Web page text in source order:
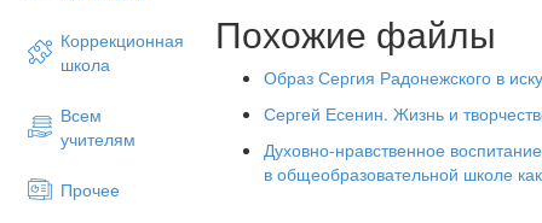
Коррекционная
школа
Всем
учителям
Прочее
вымолил он победу для Дмитрия
Автор знаменитого «Военного
Кившенко (1851-1895) написал
с полчищами хана Мамая. Мы
великого князя и благословляющую
«Иди, не бойся. Бог тебе
Похожие файлы
Образ Сергия Радонежского в
Сергей Есенин. Жизнь и
Духовно-нравственное
в общеобразовательной школе